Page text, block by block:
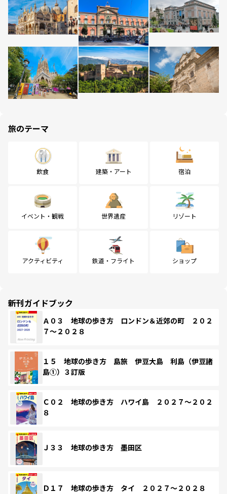
旅のテーマ
飲食 建築・アート 宿泊
イベント・観戦 世界遺産 リゾート
アクティビティ 鉄道・フライト ショップ
新刊ガイドブック
Ａ０３ 地球の歩き方 ロンドン＆近郊の町 ２０２
７～２０２８
１５ 地球の歩き方 島旅 伊豆大島 利島（伊豆諸
島①）３訂版
Ｃ０２ 地球の歩き方 ハワイ島 ２０２７～２０２
８
Ｊ３３ 地球の歩き方 墨田区
Ｄ１７ 地球の歩き方 タイ ２０２７～２０２８